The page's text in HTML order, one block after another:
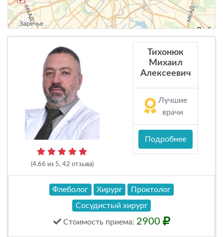
(4.66 из 5, 42 отзыва)
Тихонюк
Михаил
Алексеевич
Лучшие
врачи
Подробнее
Флеболог Хирург
Проктолог
Сосудистый хирург
Стоимость приема: 2900